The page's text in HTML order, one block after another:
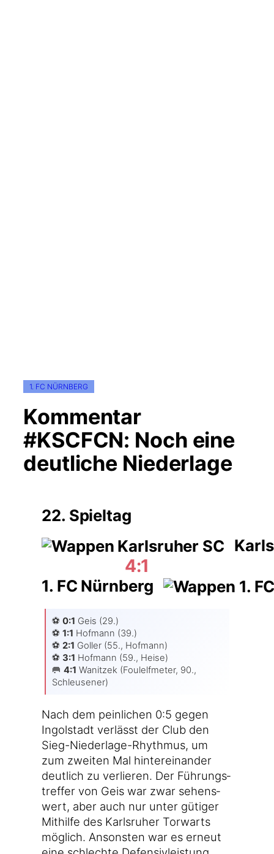
1. FC NÜRNBERG
Kommentar
#KSCFCN: Noch eine
deutliche Niederlage
22. Spieltag
4:1
1. FC Nürnberg
⚽️ 0:1 Geis (29.)
⚽️ 1:1 Hof­mann (39.)
⚽️ 2:1 Gol­ler (55., Hof­mann)
⚽️ 3:1 Hof­mann (59., Hei­se)
🥅 4:1 Wanit­zek (Foul­elf­me­ter, 90.,
Schleusener)
Nach dem pein­li­chen 0:5 gegen
Ingol­stadt ver­lässt der Club den
Sieg-Niederlage-Rhythmus, um
zum zwei­ten Mal hin­ter­ein­an­der
deut­lich zu ver­lie­ren. Der Füh­rungs­
tref­fer von Geis war zwar sehens­
wert, aber auch nur unter güti­ger
Mit­hil­fe des Karls­ru­her Tor­warts
mög­lich. Ansons­ten war es erneut